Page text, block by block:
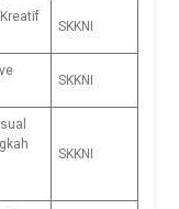
SKKNI
SKKNI
SKKNI